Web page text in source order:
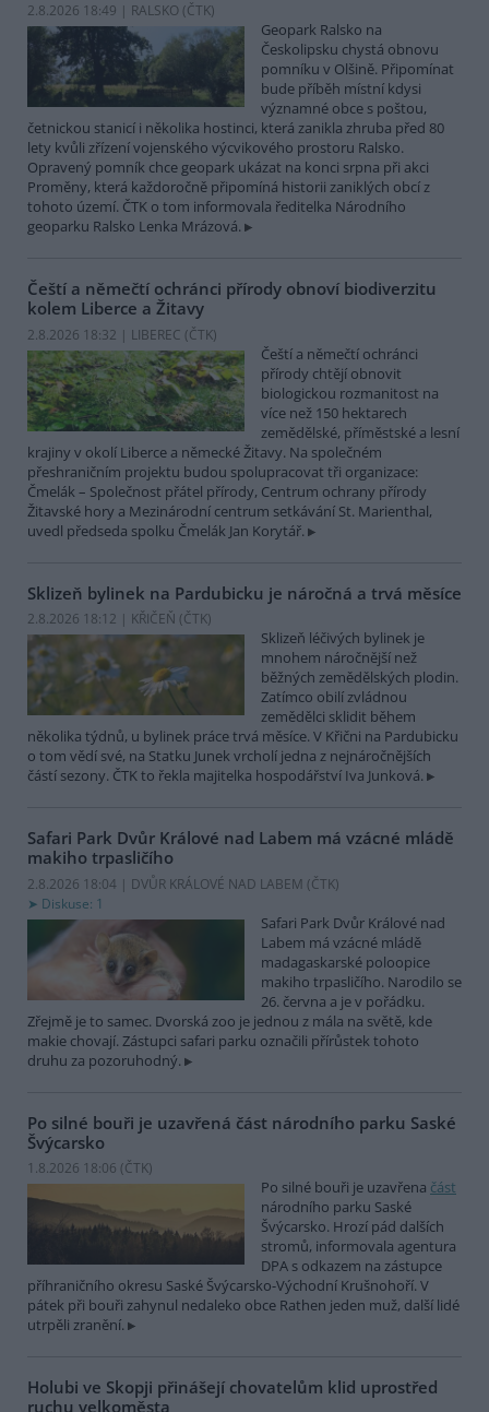
2.8.2026 18:49 | RALSKO (ČTK)
Geopark Ralsko na
Českolipsku chystá obnovu
pomníku v Olšině. Připomínat
bude příběh místní kdysi
významné obce s poštou,
četnickou stanicí i několika hostinci, která zanikla zhruba před 80
lety kvůli zřízení vojenského výcvikového prostoru Ralsko.
Opravený pomník chce geopark ukázat na konci srpna při akci
Proměny, která každoročně připomíná historii zaniklých obcí z
tohoto území. ČTK o tom informovala ředitelka Národního
geoparku Ralsko Lenka Mrázová.
Čeští a němečtí ochránci přírody obnoví biodiverzitu
kolem Liberce a Žitavy
2.8.2026 18:32 | LIBEREC (ČTK)
Čeští a němečtí ochránci
přírody chtějí obnovit
biologickou rozmanitost na
více než 150 hektarech
zemědělské, příměstské a lesní
krajiny v okolí Liberce a německé Žitavy. Na společném
přeshraničním projektu budou spolupracovat tři organizace:
Čmelák – Společnost přátel přírody, Centrum ochrany přírody
Žitavské hory a Mezinárodní centrum setkávání St. Marienthal,
uvedl předseda spolku Čmelák Jan Korytář.
Sklizeň bylinek na Pardubicku je náročná a trvá měsíce
2.8.2026 18:12 | KŘIČEŇ (ČTK)
Sklizeň léčivých bylinek je
mnohem náročnější než
běžných zemědělských plodin.
Zatímco obilí zvládnou
zemědělci sklidit během
několika týdnů, u bylinek práce trvá měsíce. V Křični na Pardubicku
o tom vědí své, na Statku Junek vrcholí jedna z nejnáročnějších
částí sezony. ČTK to řekla majitelka hospodářství Iva Junková.
Safari Park Dvůr Králové nad Labem má vzácné mládě
makiho trpasličího
2.8.2026 18:04 | DVŮR KRÁLOVÉ NAD LABEM (ČTK)
Diskuse: 1
Safari Park Dvůr Králové nad
Labem má vzácné mládě
madagaskarské poloopice
makiho trpasličího. Narodilo se
26. června a je v pořádku.
Zřejmě je to samec. Dvorská zoo je jednou z mála na světě, kde
makie chovají. Zástupci safari parku označili přírůstek tohoto
druhu za pozoruhodný.
Po silné bouři je uzavřená část národního parku Saské
Švýcarsko
1.8.2026 18:06 (ČTK)
Po silné bouři je uzavřena část
národního parku Saské
Švýcarsko. Hrozí pád dalších
stromů, informovala agentura
DPA s odkazem na zástupce
příhraničního okresu Saské Švýcarsko-Východní Krušnohoří. V
pátek při bouři zahynul nedaleko obce Rathen jeden muž, další lidé
utrpěli zranění.
Holubi ve Skopji přinášejí chovatelům klid uprostřed
ruchu velkoměsta